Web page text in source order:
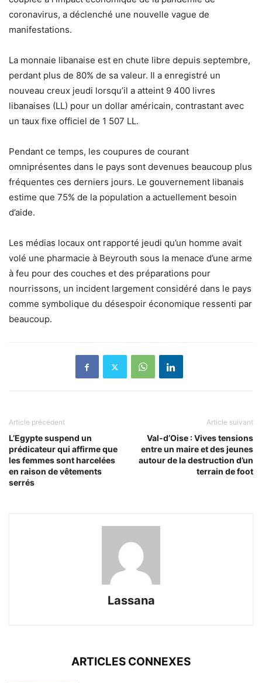
coronavirus, a déclenché une nouvelle vague de
manifestations.
La monnaie libanaise est en chute libre depuis septembre,
perdant plus de 80% de sa valeur. Il a enregistré un
nouveau creux jeudi lorsqu’il a atteint 9 400 livres
libanaises (LL) pour un dollar américain, contrastant avec
un taux fixe officiel de 1 507 LL.
Pendant ce temps, les coupures de courant
omniprésentes dans le pays sont devenues beaucoup plus
fréquentes ces derniers jours. Le gouvernement libanais
estime que 75% de la population a actuellement besoin
d’aide.
Les médias locaux ont rapporté jeudi qu’un homme avait
volé une pharmacie à Beyrouth sous la menace d’une arme
à feu pour des couches et des préparations pour
nourrissons, un incident largement considéré dans le pays
comme symbolique du désespoir économique ressenti par
beaucoup.
Article précédent
L’Egypte suspend un
prédicateur qui affirme que
les femmes sont harcelées
en raison de vêtements
serrés
Article suivant
Val-d’Oise : Vives tensions
entre un maire et des jeunes
autour de la destruction d’un
terrain de foot
Lassana
ARTICLES CONNEXES